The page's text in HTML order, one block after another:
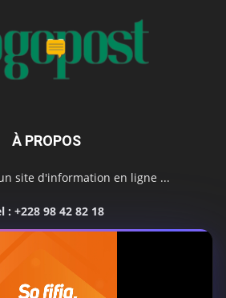
À PROPOS
site d'information en ligne ...
: +228 98 42 82 18